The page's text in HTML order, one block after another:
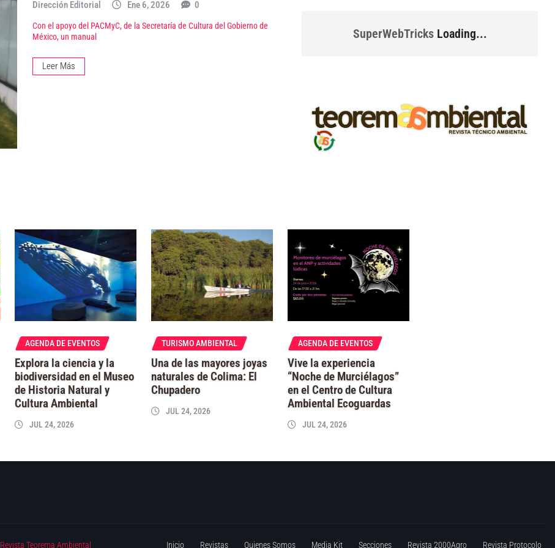
Dirección Editorial Ene 6, 2026 0
Con el apoyo del PACMyC, de la Secretaría de Cultura del Gobierno de
México, un manual
Leer Más
SuperWebTricksLoading...
AGENDA DE EVENTOS
Explora la ciencia y la
biodiversidad en el Museo
de Historia Natural y
Cultura Ambiental
JUL 24, 2026
TURISMO AMBIENTAL
Una de las mayores joyas
naturales de Colima: El
Chupadero
JUL 24, 2026
AGENDA DE EVENTOS
Vive la experiencia
“Noche de Murciélagos”
en el Centro de Cultura
Ambiental Ecoguardas
JUL 24, 2026
Revista Teorema Ambiental Inicio Revistas Quienes Somos Media Kit Secciones Revista 2000Agro Revista Protocolo